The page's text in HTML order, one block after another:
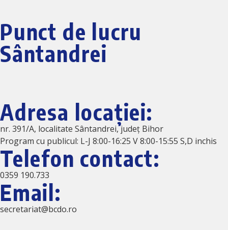
Punct de lucru
Sântandrei
Adresa locației:
nr. 391/A, localitate Sântandrei, județ Bihor
Program cu publicul: L-J 8:00-16:25 V 8:00-15:55 S,D inchis
Telefon contact:
0359 190.733
Email:
secretariat@bcdo.ro